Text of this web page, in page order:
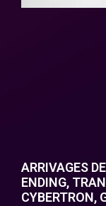
ARRIVAGES
ENDING,
CYBERTRON,